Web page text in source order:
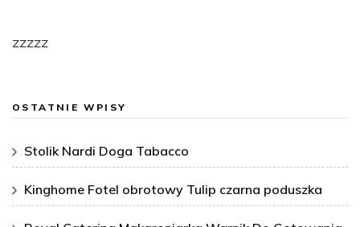
zzzzz
OSTATNIE WPISY
Stolik Nardi Doga Tabacco
Kinghome Fotel obrotowy Tulip czarna poduszka